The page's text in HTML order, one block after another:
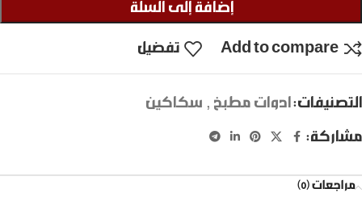
إضافة إلى السلة
Add to compare تفضيل
التصنيفات: ادوات مطبخ , سكاكين
مشاركة:
مراجعات (0)